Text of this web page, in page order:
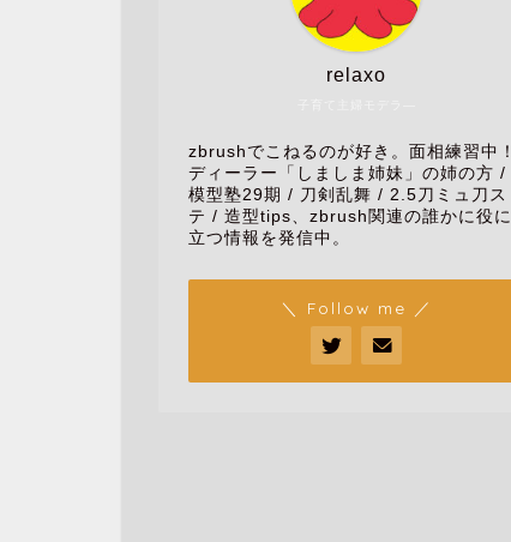
relaxo
zbrushでこねるのが好き。面相練習中！
ディーラー「しましま姉妹」の姉の方 /
模型塾29期 / 刀剣乱舞 / 2.5刀ミュ刀ス
テ / 造型tips、zbrush関連の誰かに役に
立つ情報を発信中。
＼ Follow me ／